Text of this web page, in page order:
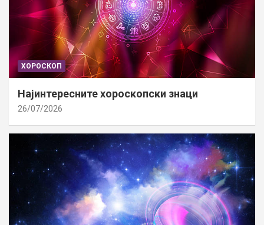
ХОРОСКОП
Најинтересните хороскопски знаци
26/07/2026